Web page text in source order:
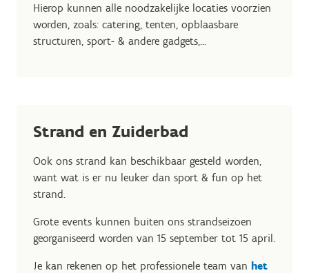
Hierop kunnen alle noodzakelijke locaties voorzien
worden, zoals: catering, tenten, opblaasbare
structuren, sport- & andere gadgets,...
Strand en Zuiderbad
Ook ons strand kan beschikbaar gesteld worden,
want wat is er nu leuker dan sport & fun op het
strand.
Grote events kunnen buiten ons strandseizoen
georganiseerd worden van 15 september tot 15 april.
Je kan rekenen op het professionele team van het